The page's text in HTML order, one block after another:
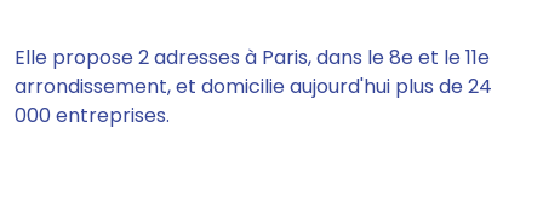
Elle propose 2 adresses à Paris, dans le 8e et le 11e
arrondissement, et domicilie aujourd'hui plus de 24
000 entreprises.